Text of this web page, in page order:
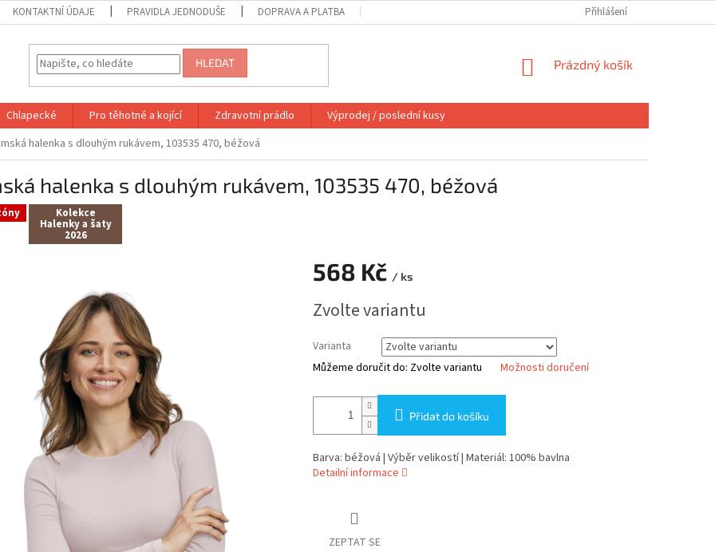
KONTAKTNÍ ÚDAJE PRAVIDLA JEDNODUŠE DOPRAVA A PLATBA VÝMĚNA NEBO VRÁCENÍ
Přihlášení
HLEDAT
NÁKUPNÍ
Prázdný košík
Chlapecké Pro těhotné a kojící Zdravotní prádlo
Výprodej / poslední kusy
halenka s dlouhým rukávem, 103535 470, béžová
halenka s dlouhým rukávem, 103535 470, béžová
Kolekce
Halenky a šaty
2026
568 Kč / ks
cena:
Zvolte variantu
Varianta
Můžeme doručit do: Zvolte variantu Možnosti doručení
Přidat do košíku
Barva: béžová | Výběr velikostí | Materiál: 100% bavlna
Detailní informace
ZEPTAT SE